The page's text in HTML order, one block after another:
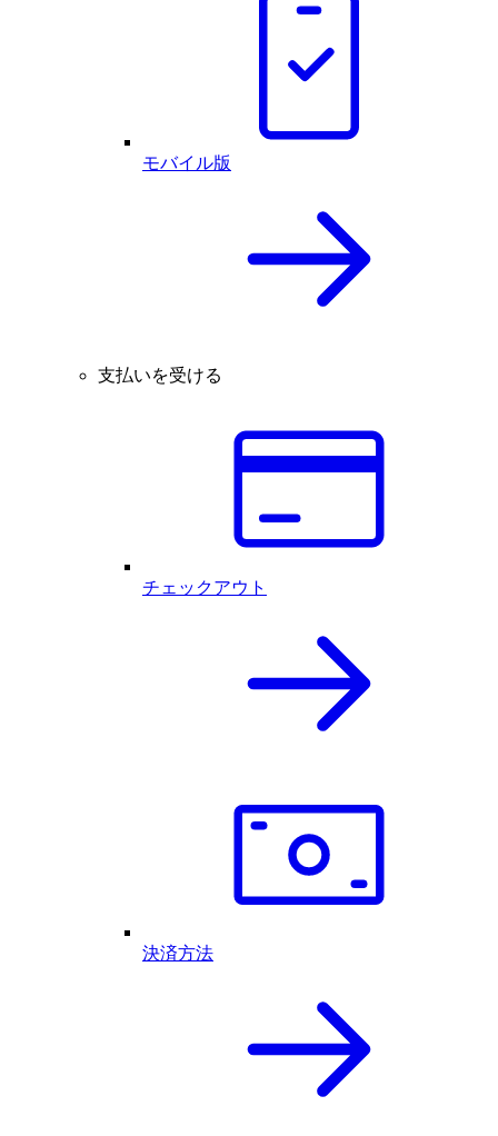
モバイル版
支払いを受ける
チェックアウト
決済方法